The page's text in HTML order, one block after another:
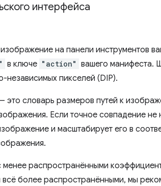
интерфейса
на панели инструментов
в ключе "action" вашего манифеста.
независимых пикселей (DIP).
это словарь размеров путей к
Если точное совпадение
и масштабирует его в
менее распространёнными
всё более распространёнными, мы